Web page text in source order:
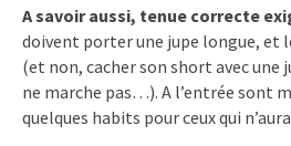
A savoir aussi, tenue correcte
doivent porter une jupe longue, et
(et non, cacher son short avec une
ne marche pas…). A l’entrée sont
quelques habits pour ceux qui